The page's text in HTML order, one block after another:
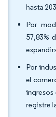
hasta
Por
57,83%
Por
el
ingresos
registre